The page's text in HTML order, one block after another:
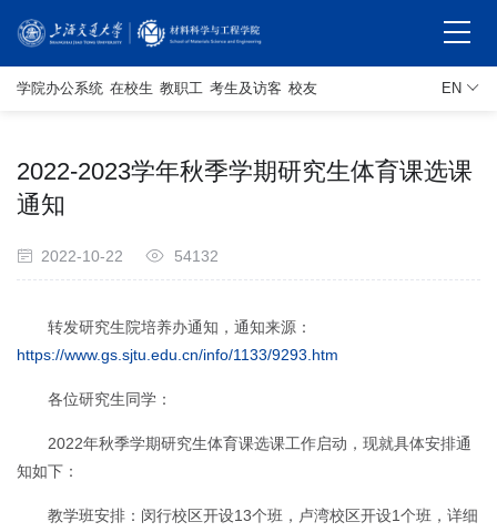
学院办公系统 在校生 教职工 考生及访客 校友 EN
2022-2023学年秋季学期研究生体育课选课
通知
2022-10-22 54132
转发研究生院培养办通知，通知来源：
https://www.gs.sjtu.edu.cn/info/1133/9293.htm
各位研究生同学：
2022年秋季学期研究生体育课选课工作启动，现就具体安排通
知如下：
教学班安排：闵行校区开设13个班，卢湾校区开设1个班，详细